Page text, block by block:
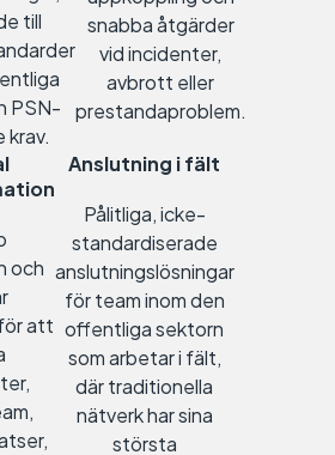
till
PSN-
krav.
snabba åtgärder
vid incidenter,
avbrott eller
prestandaproblem.
och
att
Anslutning i fält
Pålitliga, icke-
standardiserade
anslutningslösningar
för team inom den
offentliga sektorn
som arbetar i fält,
där traditionella
nätverk har sina
största